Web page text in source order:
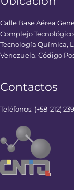
Calle Base Aérea
Complejo
Tecnología Química,
Venezuela. Código
Contactos
Teléfonos: (+58-212)